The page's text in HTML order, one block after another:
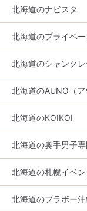
北海道のナビスタ
北海道のプライベ
北海道のシャンク
北海道のAUNO（ア
北海道のKOIKOI
北海道の奥手男子
北海道の札幌イベ
北海道のブラボー沖